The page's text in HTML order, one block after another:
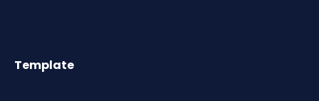
Template